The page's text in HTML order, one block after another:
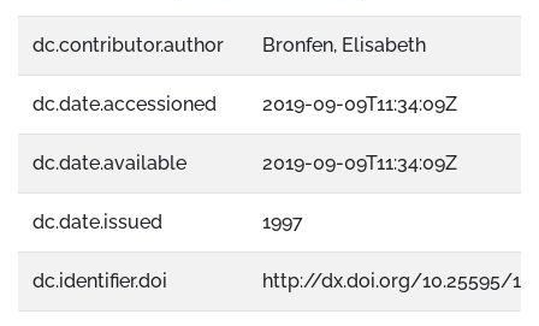
dc.contributor.author Bronfen, Elisabeth
dc.date.accessioned 2019-09-09T11:34:09Z
dc.date.available 2019-09-09T11:34:09Z
dc.date.issued 1997
dc.identifier.doi http://dx.doi.org/10.25595/